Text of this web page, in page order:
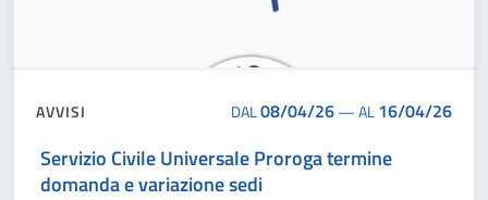
AVVISI DAL08/04/26—AL16/04/26
Servizio Civile Universale Proroga termine
domanda e variazione sedi